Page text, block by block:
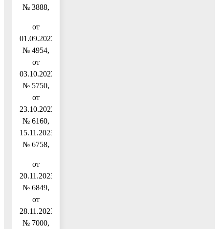
№ 3888,
от
01.09.2023
№ 4954,
от
03.10.2023
№ 5750,
от
23.10.2023
№ 6160,
15.11.2023
№ 6758,
от
20.11.2023
№ 6849,
от
28.11.2023
№ 7000,